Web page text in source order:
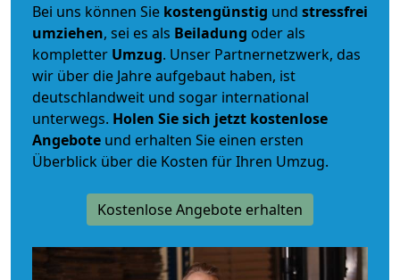
Bei uns können Sie kostengünstig und stressfrei
umziehen, sei es als Beiladung oder als
kompletter Umzug. Unser Partnernetzwerk, das
wir über die Jahre aufgebaut haben, ist
deutschlandweit und sogar international
unterwegs. Holen Sie sich jetzt kostenlose
Angebote und erhalten Sie einen ersten
Überblick über die Kosten für Ihren Umzug.
Kostenlose Angebote erhalten